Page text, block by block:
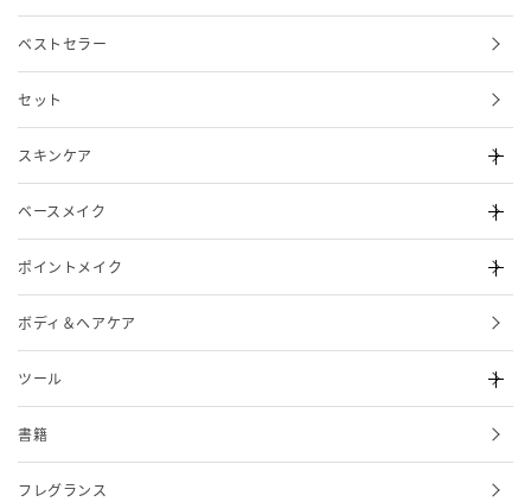
ベストセラー
セット
スキンケア
ベースメイク
ポイントメイク
ボディ＆ヘアケア
ツール
書籍
フレグランス